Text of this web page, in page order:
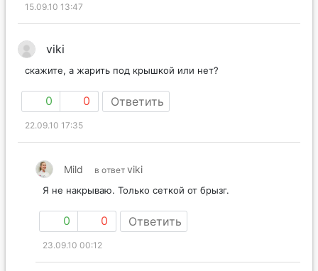
15.09.10 13:47
viki
скажите, а жарить под крышкой или нет?
0 0 Ответить
22.09.10 17:35
Mild в ответ viki
Я не накрываю. Только сеткой от брызг.
0 0 Ответить
23.09.10 00:12